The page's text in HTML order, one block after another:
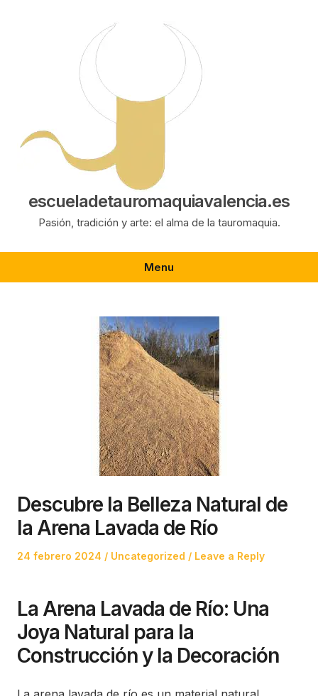
escueladetauromaquiavalencia.es
Pasión, tradición y arte: el alma de la tauromaquia.
Menu
Descubre la Belleza Natural de
la Arena Lavada de Río
Posted
24 febrero 2024
Posted
Uncategorized Leave a Reply
La Arena Lavada de Río: Una
Joya Natural para la
Construcción y la Decoración